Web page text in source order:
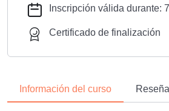
Inscripción válida durante:
Certificado de finalización
Información del curso